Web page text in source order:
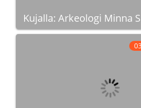
Kujalla: Arkeologi Minna